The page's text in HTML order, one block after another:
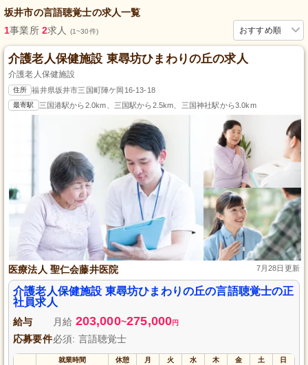
坂井市の言語聴覚士の求人一覧
おすすめ順
1事業所 2求人 (1~30件)
介護老人保健施設 東尋坊ひまわりの丘の求人
介護老人保健施設
住所 福井県坂井市三国町陣ケ岡16-13-18
最寄駅 三国港駅から2.0km、三国駅から2.5km、三国神社駅から3.0km
医療法人 聖仁会藤井医院 7月28日更新
介護老人保健施設 東尋坊ひまわりの丘の言語聴覚士の正
社員求人
給与 月給 203,000~275,000円
応募要件必須: 言語聴覚士
就業時間 休憩 月 火 水 木 金 土 日